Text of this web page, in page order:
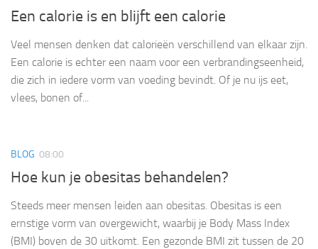
Een calorie is en blijft een calorie
Veel mensen denken dat calorieën verschillend van elkaar zijn.
Een calorie is echter een naam voor een verbrandingseenheid,
die zich in iedere vorm van voeding bevindt. Of je nu ijs eet,
vlees, bonen of...
BLOG 08:00
Hoe kun je obesitas behandelen?
Steeds meer mensen leiden aan obesitas. Obesitas is een
ernstige vorm van overgewicht, waarbij je Body Mass Index
(BMI) boven de 30 uitkomt. Een gezonde BMI zit tussen de 20